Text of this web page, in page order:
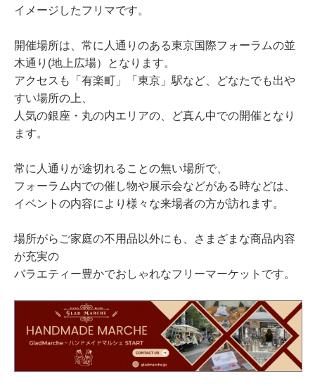
イメージしたフリマです。
開催場所は、常に人通りのある東京国際フォーラムの並
木通り(地上広場）となります。
アクセスも「有楽町」「東京」駅など、どなたでも出や
すい場所の上、
人気の銀座・丸の内エリアの、ど真ん中での開催となり
ます。
常に人通りが途切れることの無い場所で、
フォーラム内での催し物や展示会などがある時などは、
イベントの内容により様々な来場者の方が訪れます。
場所がらご家庭の不用品以外にも、さまざまな商品内容
が充実の
バラエティー豊かでおしゃれなフリーマーケットです。